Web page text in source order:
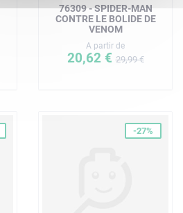
76309 - SPIDER-MAN
CONTRE LE BOLIDE DE
VENOM
A partir de
20,62 €29,99 €
-27%